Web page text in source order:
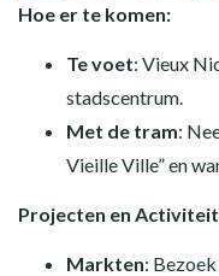
Hoe er te komen:
Te voet: Vieux
stadscentrum.
Met de tram:
Vieille Ville” en
Projecten en
Markten: